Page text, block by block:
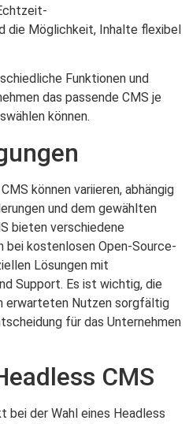
die Möglichkeit, Inhalte flexibel
Funktionen und
das passende CMS je
können.
können variieren, abhängig
und dem gewählten
bieten verschiedene
bei kostenlosen Open-Source-
Lösungen mit
Support. Es ist wichtig, die
erwarteten Nutzen sorgfältig
für das Unternehmen
CMS
bei der Wahl eines Headless